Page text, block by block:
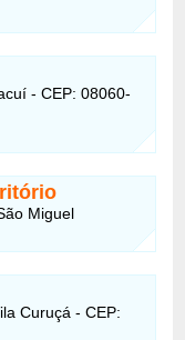
- CEP: 08060-
Miguel
Curuçá - CEP: